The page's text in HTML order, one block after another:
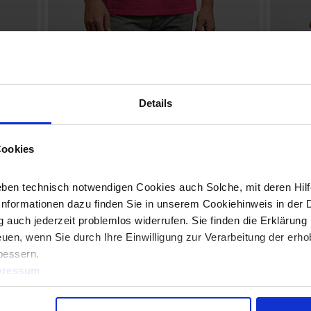
Details
technisch notwendigen Cookies auch Solche, mit deren
dazu finden Sie in unserem Cookiehinweis in der
auch jederzeit problemlos widerrufen. Sie finden die
wenn Sie durch Ihre Einwilligung zur Verarbeitung der
in small
3000 (white) 3099 (colours) 3099K
T-Shirt, single jersey, 100 % cotton, 180 g/m², XS–5XL.
neckline, produced of long staple combed cotton, the
4005
Polo,
tone